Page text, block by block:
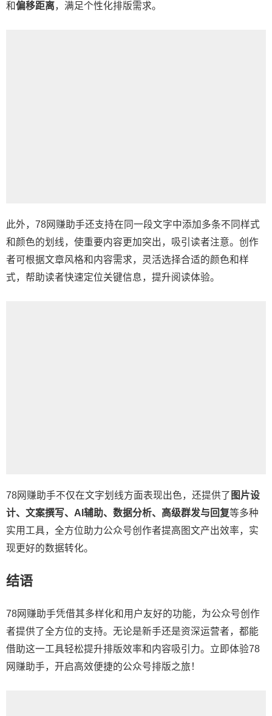
和偏移距离，满足个性化排版需求。
此外，78网赚助手还支持在同一段文字中添加多条不同样式
和颜色的划线，使重要内容更加突出，吸引读者注意。创作
者可根据文章风格和内容需求，灵活选择合适的颜色和样
式，帮助读者快速定位关键信息，提升阅读体验。
78网赚助手不仅在文字划线方面表现出色，还提供了 图片设
计、文案撰写、AI辅助、数据分析、高级群发与回复等多种
实用工具，全方位助力公众号创作者提高图文产出效率，实
现更好的数据转化。
结语
78网赚助手凭借其多样化和用户友好的功能，为公众号创作
者提供了全方位的支持。无论是新手还是资深运营者，都能
借助这一工具轻松提升排版效率和内容吸引力。立即体验78
网赚助手，开启高效便捷的公众号排版之旅！